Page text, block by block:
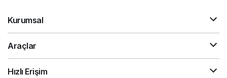
Kurumsal
Araçlar
Hızlı Erişim